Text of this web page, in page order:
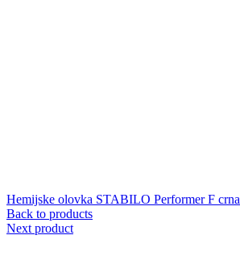
Hemijske olovka STABILO Performer F crna
Back to products
Next product